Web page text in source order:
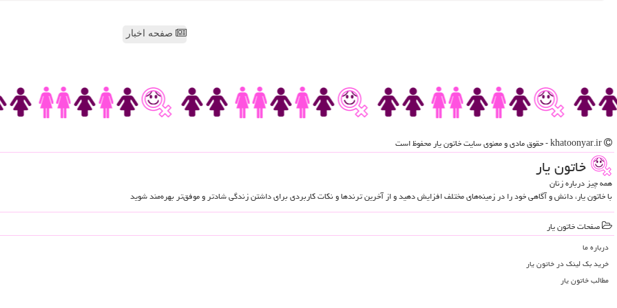
صفحه اخبار
خاتون یار
همه چیز درباره زنان
با خاتون یار، دانش و آگاهی خود را در زمینه‌های مختلف افزایش دهید و از آخرین ترندها و نکات کاربردی برای داشتن زندگی شادتر و موفق‌تر بهره‌مند شوید
صفحات خاتون یار
درباره ما
خرید بک لینک در خاتون یار
مطالب خاتون یار